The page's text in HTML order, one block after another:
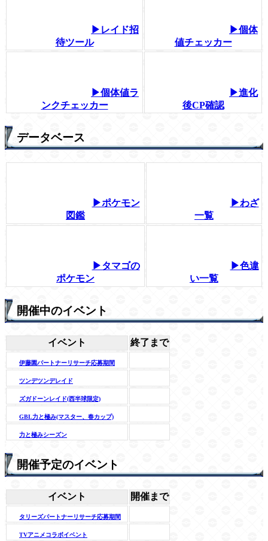
▶レイド招
待ツール
▶個体
値チェッカー
▶個体値ラ
ンクチェッカー
▶進化
後CP確認
データベース
▶ポケモン
図鑑
▶わざ
一覧
▶タマゴの
ポケモン
▶色違
い一覧
開催中のイベント
イベント 終了まで
伊藤園パートナーリサーチ応募期間
ツンデツンデレイド
ズガドーンレイド(西半球限定)
GBL力と極み(マスター、春カップ)
力と極みシーズン
開催予定のイベント
イベント 開催まで
タリーズパートナーリサーチ応募期間
TVアニメコラボイベント